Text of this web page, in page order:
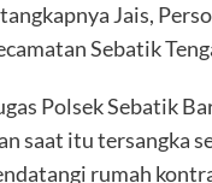
Jais,
Sebatik
Polsek Sebatik
saat itu tersangka
rumah